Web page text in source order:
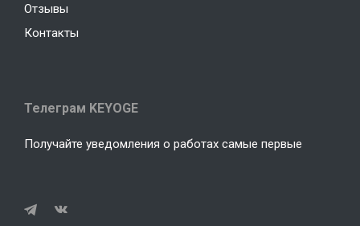
Отзывы
Контакты
Телеграм KEYOGE
Получайте уведомления о работах самые первые